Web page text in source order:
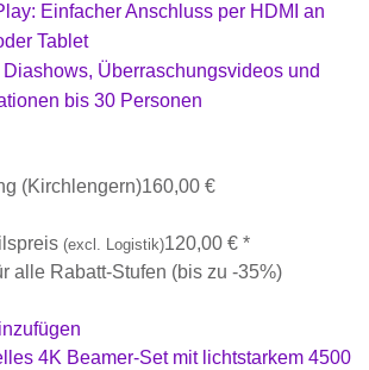
Einfacher Anschluss per HDMI an
Tablet
Diashows, Überraschungsvideos und
bis 30 Personen
(Kirchlengern)160,00 €
(excl. Logistik)120,00 € *
alle Rabatt-Stufen (bis zu -35%)